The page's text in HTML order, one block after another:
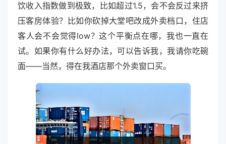
饮收入指数做到极致，比如超过1.5，会不会反过来挤
压客房体验？比如你砍掉大堂吧改成外卖档口，住店
客人会不会觉得low？这个平衡点在哪，我也一直在
试。如果你有什么好办法，可以告诉我，我请你吃碗
面——当然，得在我酒店那个外卖窗口买。